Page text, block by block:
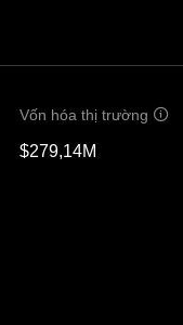
Vốn hóa thị trường
$279,14M